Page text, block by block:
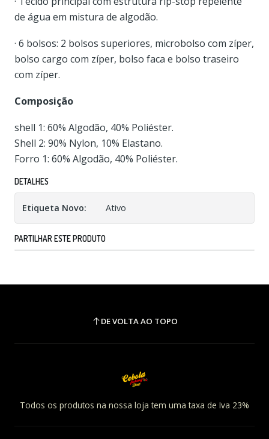
de água em mistura de algodão.
· 6 bolsos: 2 bolsos superiores, microbolso com zíper,
bolso cargo com zíper, bolso faca e bolso traseiro
com zíper.
Composição
shell 1: 60% Algodão, 40% Poliéster.
Shell 2: 90% Nylon, 10% Elastano.
Forro 1: 60% Algodão, 40% Poliéster.
DETALHES
Etiqueta Novo: Ativo
PARTILHAR ESTE PRODUTO
DE VOLTA AO TOPO
Todos os produtos na nossa loja tem uma taxa de Iva 23%